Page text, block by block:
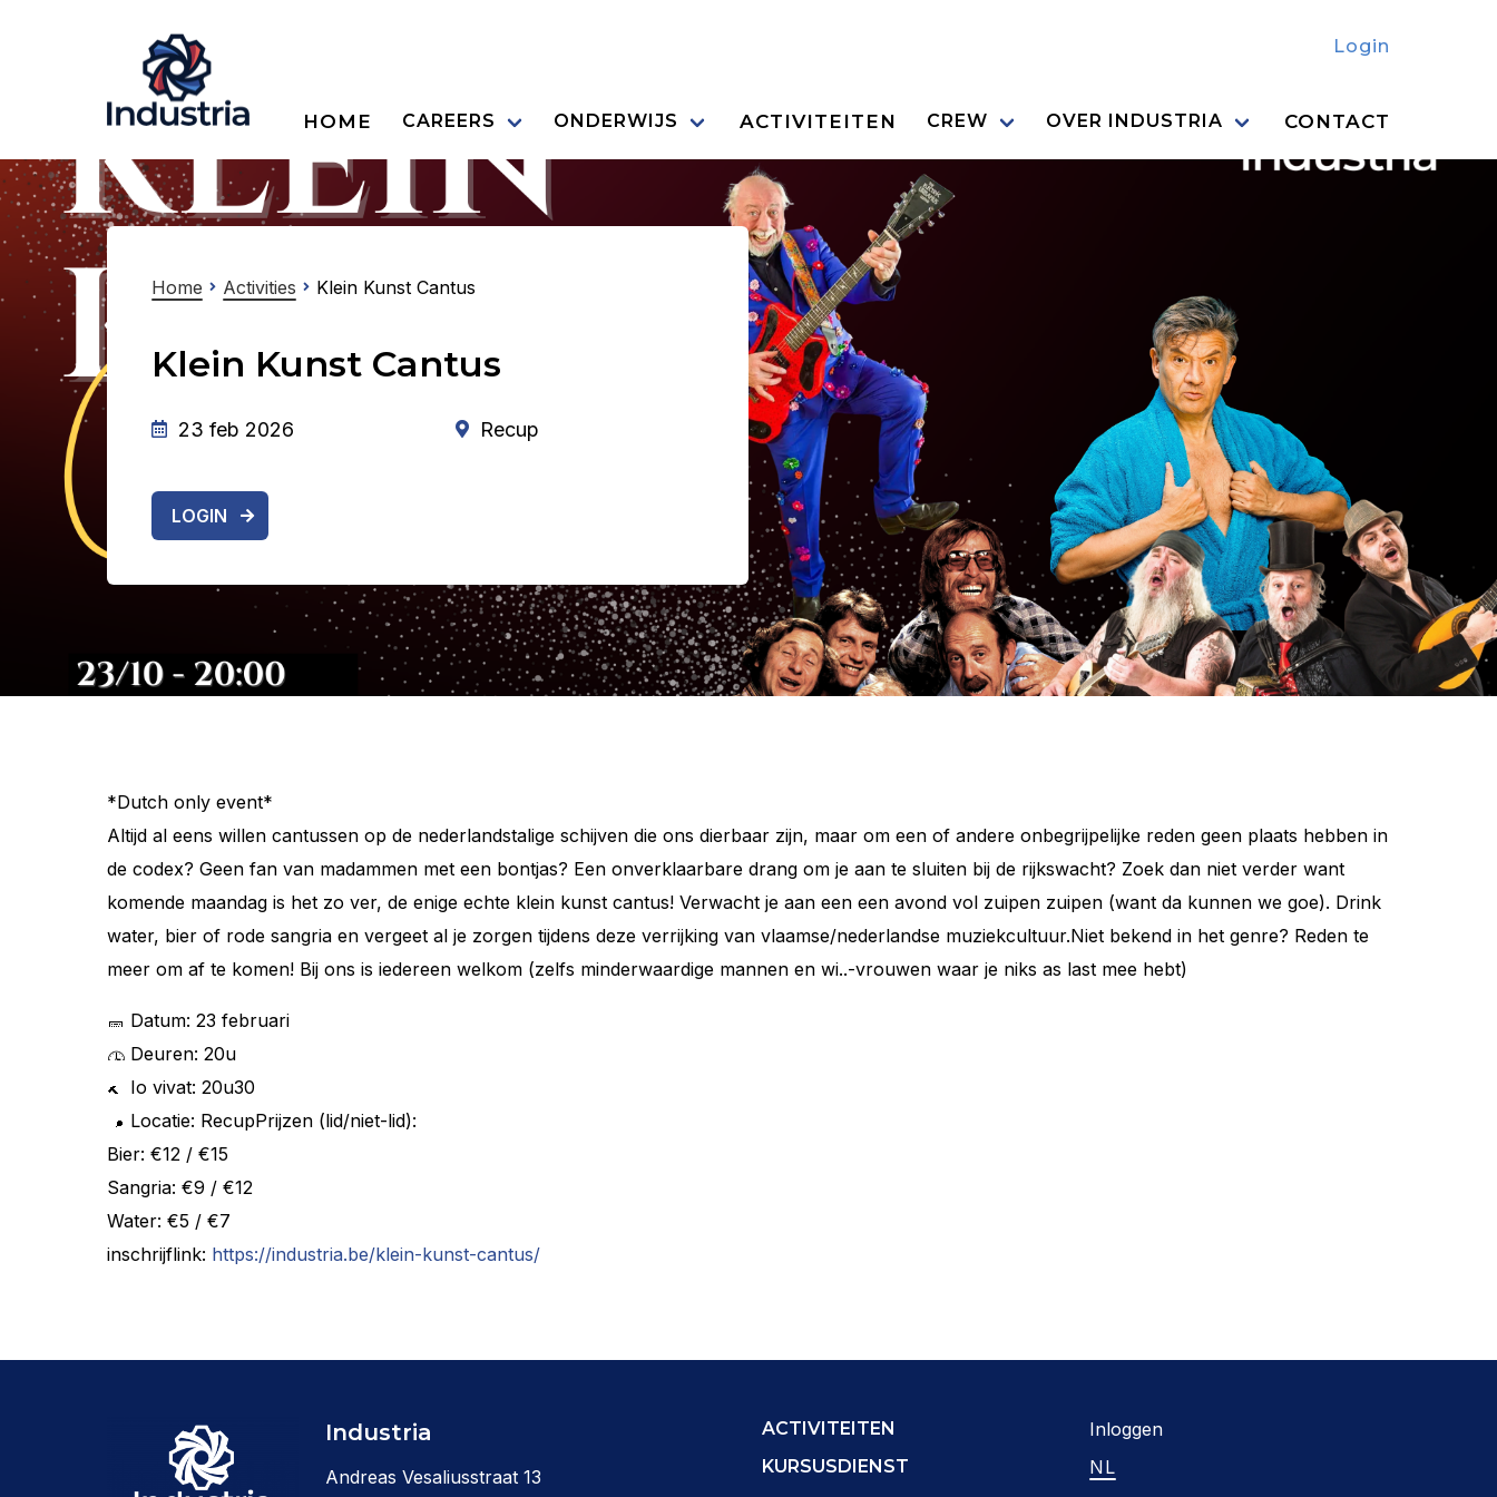
Login
HOME CAREERS ONDERWIJS ACTIVITEITEN CREW OVER INDUSTRIA CONTACT
Home Activities Klein Kunst Cantus
Klein Kunst Cantus
23 feb 2026 Recup
LOGIN
*Dutch only event*
Altijd al eens willen cantussen op de nederlandstalige schijven die ons dierbaar zijn, maar om een of andere onbegrijpelijke reden geen plaats hebben in
de codex? Geen fan van madammen met een bontjas? Een onverklaarbare drang om je aan te sluiten bij de rijkswacht? Zoek dan niet verder want
komende maandag is het zo ver, de enige echte klein kunst cantus! Verwacht je aan een een avond vol zuipen zuipen (want da kunnen we goe). Drink
water, bier of rode sangria en vergeet al je zorgen tijdens deze verrijking van vlaamse/nederlandse muziekcultuur.Niet bekend in het genre? Reden te
meer om af te komen! Bij ons is iedereen welkom (zelfs minderwaardige mannen en wi..-vrouwen waar je niks as last mee hebt)
Datum: 23 februari
Deuren: 20u
Io vivat: 20u30
Locatie: RecupPrijzen (lid/niet-lid):
Bier: €12 / €15
Sangria: €9 / €12
Water: €5 / €7
inschrijflink: https://industria.be/klein-kunst-cantus/
Industria
Andreas Vesaliusstraat 13
ACTIVITEITEN
KURSUSDIENST
Inloggen
NL